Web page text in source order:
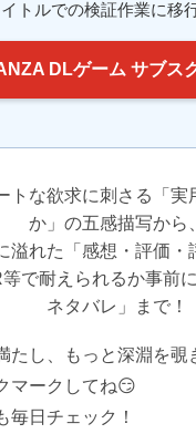
トルでの検証作業に移
DLゲーム サブス
トな欲求に刺さる「実
か」の五感描写から、
溢れた「感想・評価・
で耐えられるか事前
ネタバレ」まで！
たし、もっと深淵を覗
マークしてね😏
毎日チェック！